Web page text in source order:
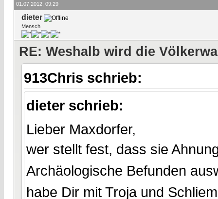
01.07.2012, 09:29
dieter
Mensch
RE: Weshalb wird die
913Chris schrieb:
dieter schrieb:
Lieber Maxdorfer,
wer stellt fest, dass sie
Archäologische Befunden
habe Dir mit Troja und